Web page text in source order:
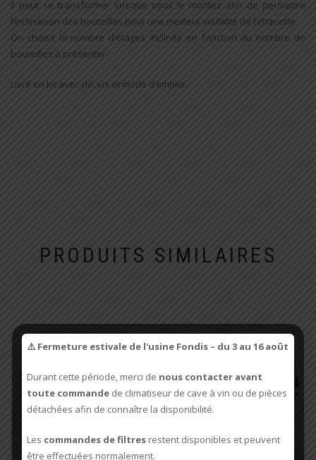
Il peut se transformer lorsque vous le montez afin de permettre
l’inclinaison des bouteilles pour une meilleur visibilité de l’étiquette.
On choisit le nombre d’étages inclinés en fonction du nombre de
bouteilles à présenter.
Livré en kit avec clé, vis et mode d’emploi.
PRODUITS SIMILAIRES
⚠️ Fermeture estivale de l'usine Fondis – du 3 au 16 août
Durant cette période, merci de nous contacter avant
toute commande de climatiseur de cave à vin ou de pièces
détachées afin de connaître la disponibilité.
Les commandes de filtres restent disponibles et peuvent
être effectuées normalement.